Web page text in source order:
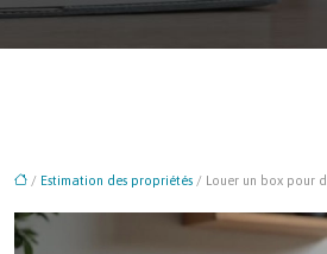
/ Estimation des propriétés / Louer un box pour